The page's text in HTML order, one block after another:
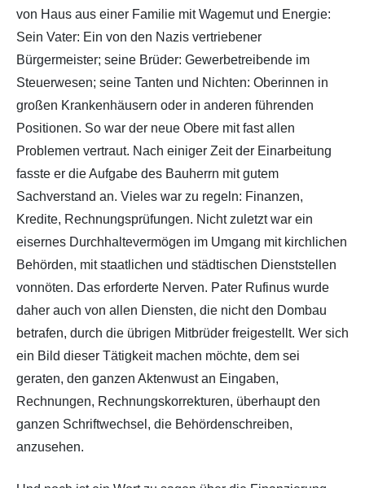
von Haus aus einer Familie mit Wagemut und Energie:
Sein Vater: Ein von den Nazis vertriebener
Bürgermeister; seine Brüder: Gewerbetreibende im
Steuerwesen; seine Tanten und Nichten: Oberinnen in
großen Krankenhäusern oder in anderen führenden
Positionen. So war der neue Obere mit fast allen
Problemen vertraut. Nach einiger Zeit der Einarbeitung
fasste er die Aufgabe des Bauherrn mit gutem
Sachverstand an. Vieles war zu regeln: Finanzen,
Kredite, Rechnungsprüfungen. Nicht zuletzt war ein
eisernes Durchhaltevermögen im Umgang mit kirchlichen
Behörden, mit staatlichen und städtischen Dienststellen
vonnöten. Das erforderte Nerven. Pater Rufinus wurde
daher auch von allen Diensten, die nicht den Dombau
betrafen, durch die übrigen Mitbrüder freigestellt. Wer sich
ein Bild dieser Tätigkeit machen möchte, dem sei
geraten, den ganzen Aktenwust an Eingaben,
Rechnungen, Rechnungskorrekturen, überhaupt den
ganzen Schriftwechsel, die Behördenschreiben,
anzusehen.